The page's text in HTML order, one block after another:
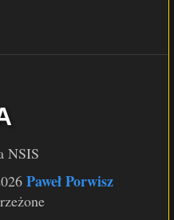
NSIS
Paweł Porwisz